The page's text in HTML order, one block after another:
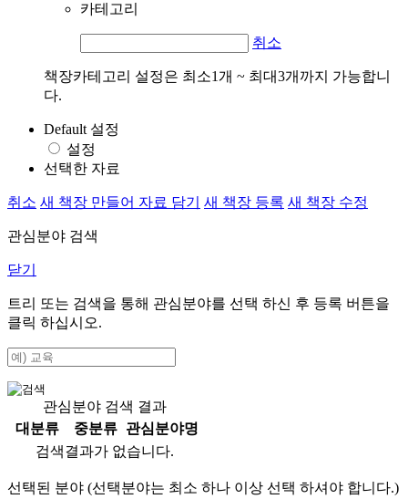
카테고리
취소
책장카테고리 설정은 최소1개 ~ 최대3개까지 가능합니
다.
Default 설정
설정
선택한 자료
취소 새 책장 만들어 자료 담기 새 책장 등록 새 책장 수정
관심분야 검색
닫기
트리 또는 검색을 통해 관심분야를 선택 하신 후 등록 버튼을
클릭 하십시오.
관심분야 검색 결과
대분류
중분류
관심분야명
검색결과가 없습니다.
선택된 분야 (선택분야는 최소 하나 이상 선택 하셔야 합니다.)